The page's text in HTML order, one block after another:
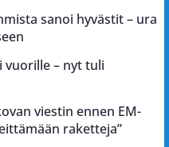
sanoi hyvästit – ura
vuorille – nyt tuli
viestin ennen EM-
raketteja”